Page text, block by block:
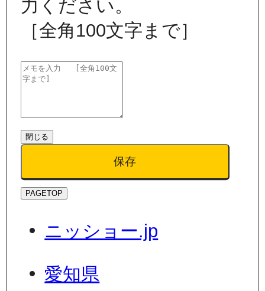
力ください。
［全角100文字まで］
閉じる
保存
PAGETOP
ニッショー.jp
愛知県